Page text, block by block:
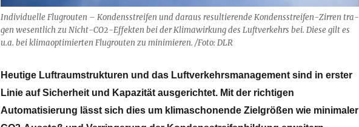
Individuelle Flugrouten – Kon­dens­strei­fen und dar­aus re­sul­tie­ren­de Kon­dens­strei­fen-Zir­ren tra­
gen we­sent­lich zu Nicht-CO2-Ef­fek­ten bei der Kli­ma­wir­kung des Luft­ver­kehrs bei. Die­se gilt es
u.a. bei kli­ma­op­ti­mier­ten Flug­rou­ten zu mi­ni­mie­ren. /Foto: DLR
Heutige Luftraumstrukturen und das Luftverkehrsmanagement sind in erster
Linie auf Sicherheit und Kapazität ausgerichtet. Mit der richtigen
Automatisierung lässt sich dies um klimaschonende Zielgrößen wie minimaler